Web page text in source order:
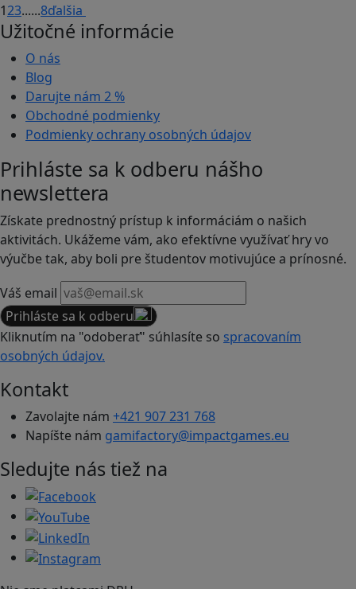
123......8ďalšia
Užitočné informácie
O nás
Blog
Darujte nám 2 %
Obchodné podmienky
Podmienky ochrany osobných údajov
Prihláste sa k odberu nášho
newslettera
Získate prednostný prístup k informáciám o našich
aktivitách. Ukážeme vám, ako efektívne využívať hry vo
výučbe tak, aby boli pre študentov motivujúce a prínosné.
Váš email
Prihláste sa k odberu
Kliknutím na "odoberať" súhlasíte so spracovaním
osobných údajov.
Kontakt
Zavolajte nám +421 907 231 768
Napíšte nám gamifactory@impactgames.eu
Sledujte nás tiež na